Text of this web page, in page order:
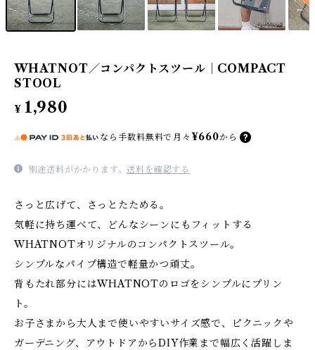
WHATNOT／コンパクトスツール｜COMPACT
STOOL
¥ 1,980
なら 手数料無料で 月々 ¥660から
別途送料がかかります。送料を確認する
さっと広げて、さっとたためる。
気軽に持ち運べて、どんなシーンにもフィットする
WHATNOTオリジナルのコンパクトスツール。
シンプルなパイプ構造で軽量かつ頑丈。
背もたれ部分にはWHATNOTのロゴをシンプルにプリン
ト。
お子さまから大人まで使いやすいサイズ感で、ピクニックや
ガーデニング、アウトドアからDIY作業まで幅広く活躍しま